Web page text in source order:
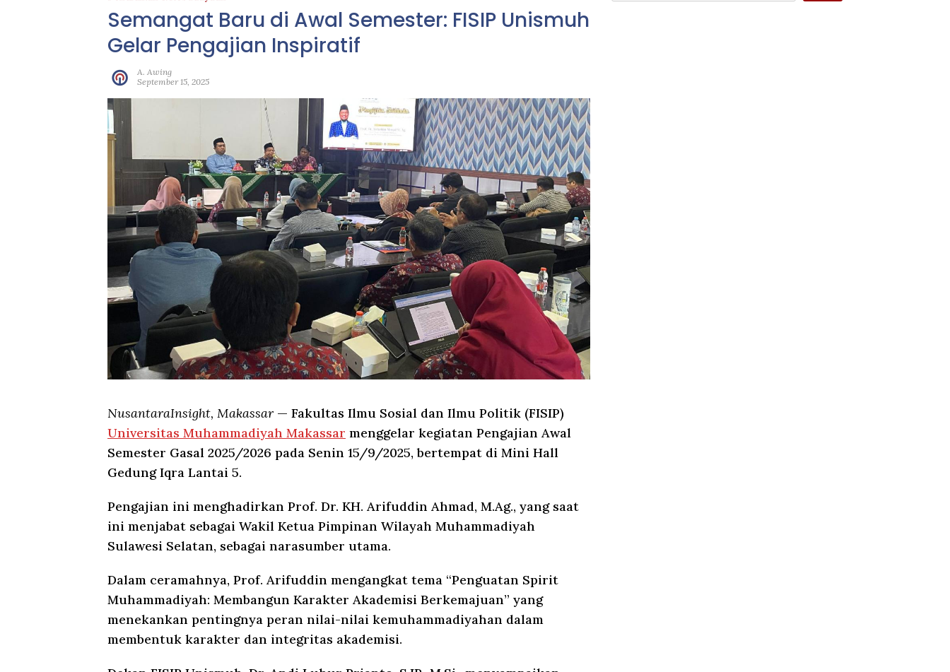
Semangat Baru di Awal Semester: FISIP Unismuh
Gelar Pengajian Inspiratif
A. Awing
September 15, 2025
NusantaraInsight, Makassar — Fakultas Ilmu Sosial dan Ilmu Politik (FISIP)
Universitas Muhammadiyah Makassar menggelar kegiatan Pengajian Awal
Semester Gasal 2025/2026 pada Senin 15/9/2025, bertempat di Mini Hall
Gedung Iqra Lantai 5.
Pengajian ini menghadirkan Prof. Dr. KH. Arifuddin Ahmad, M.Ag., yang saat
ini menjabat sebagai Wakil Ketua Pimpinan Wilayah Muhammadiyah
Sulawesi Selatan, sebagai narasumber utama.
Dalam ceramahnya, Prof. Arifuddin mengangkat tema “Penguatan Spirit
Muhammadiyah: Membangun Karakter Akademisi Berkemajuan” yang
menekankan pentingnya peran nilai-nilai kemuhammadiyahan dalam
membentuk karakter dan integritas akademisi.